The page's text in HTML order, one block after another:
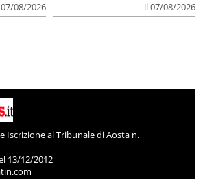
08/2026 il 07/08/2026
Iscrizione al Tribunale di Aosta n.
13/12/2012